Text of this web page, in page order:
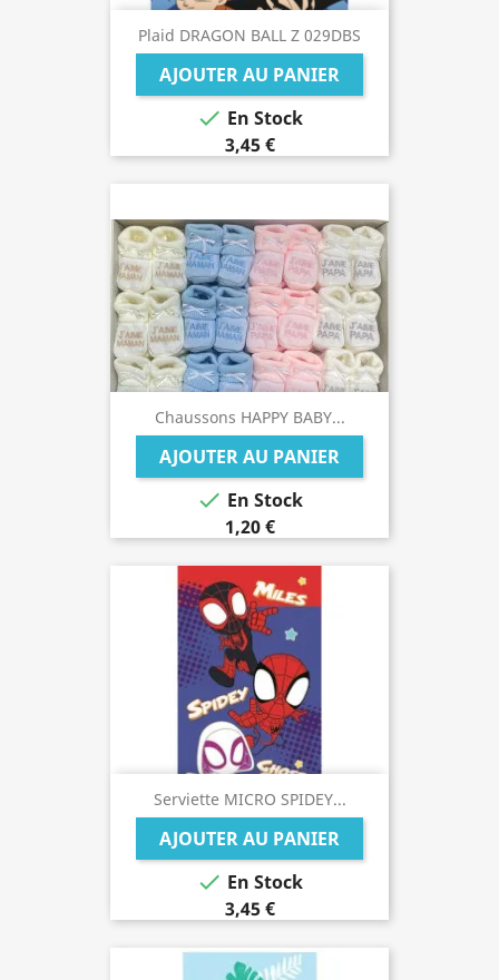
Plaid DRAGON BALL Z 029DBS
AJOUTER AU PANIER
 En Stock
3,45 €
Chaussons HAPPY BABY...
AJOUTER AU PANIER
 En Stock
1,20 €
Serviette MICRO SPIDEY...
AJOUTER AU PANIER
 En Stock
3,45 €